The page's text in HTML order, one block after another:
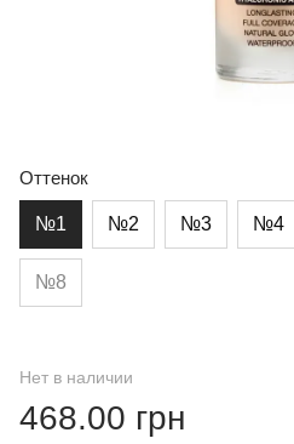
Оттенок
№1 №2 №3 №4
№8
Нет в наличии
468.00 грн